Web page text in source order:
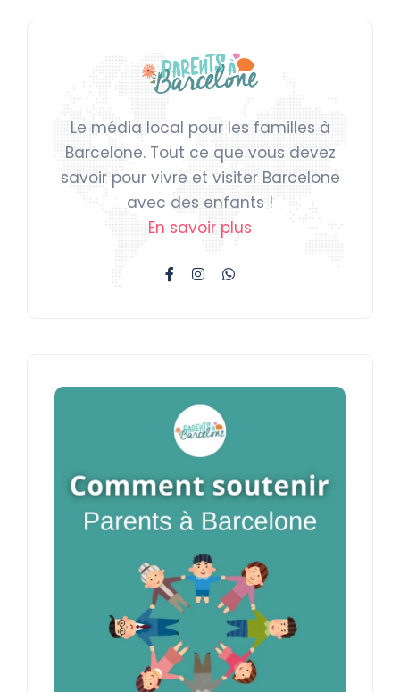
Le média local pour les familles à
Barcelone. Tout ce que vous devez
savoir pour vivre et visiter Barcelone
avec des enfants !
En savoir plus